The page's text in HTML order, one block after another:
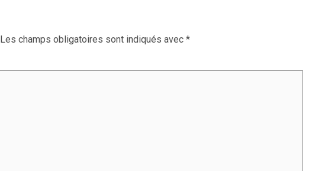
Les champs obligatoires sont indiqués avec *